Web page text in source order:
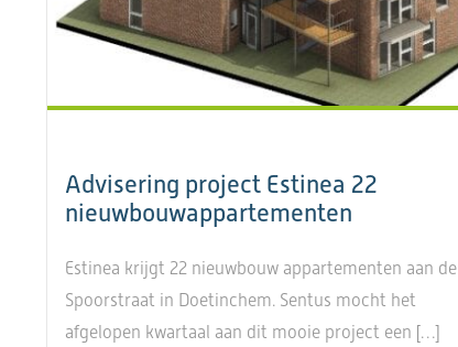
Advisering project Estinea 22
nieuwbouwappartementen
Estinea krijgt 22 nieuwbouw appartementen aan de
Spoorstraat in Doetinchem. Sentus mocht het
afgelopen kwartaal aan dit mooie project een […]